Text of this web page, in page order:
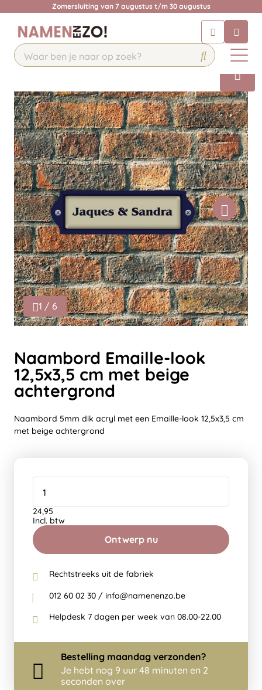
Zomersluiting van 7 augustus t/m 30 augustus
Chat 24/7 met onze chatbot voor
hulp
Contact
1 / 6
Naambord Emaille-look
12,5x3,5 cm met beige
achtergrond
Naambord 5mm dik acryl met een Emaille-look 12,5x3,5 cm
met beige achtergrond
Ontwerp nu
24,95
Incl. btw
Rechtstreeks uit de fabriek
012 60 02 30 / info@namenenzo.be
Helpdesk 7 dagen per week van 08.00-22.00
Bestelling maandag verzonden?
Je hebt nog 9 uur 48 minuten en 2
seconden over